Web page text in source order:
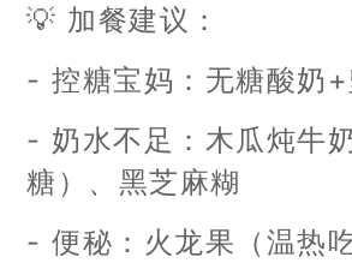
💡 加餐建议：
- 控糖宝妈：无糖酸奶
- 奶水不足：木瓜炖牛
糖）、黑芝麻糊
- 便秘：火龙果（温热